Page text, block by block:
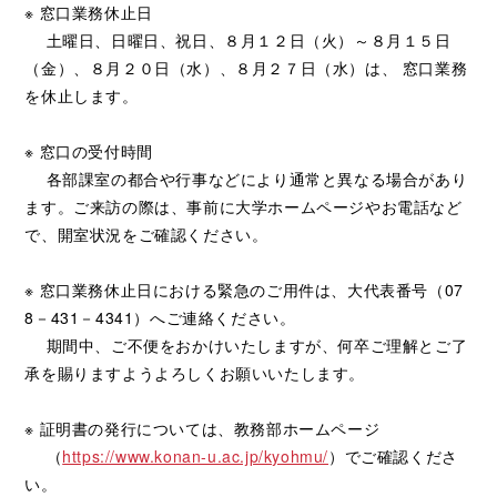
※ 窓口業務休止日
土曜日、日曜日、祝日、８月１２日（火）～８月１５日
（金）、８月２０日（水）、８月２７日（水）は、 窓口業務
を休止します。
※ 窓口の受付時間
各部課室の都合や行事などにより通常と異なる場合があり
ます。ご来訪の際は、事前に大学ホームページやお電話など
で、開室状況をご確認ください。
※ 窓口業務休止日における緊急のご用件は、大代表番号（07
8－431－4341）へご連絡ください。
期間中、ご不便をおかけいたしますが、何卒ご理解とご了
承を賜りますようよろしくお願いいたします。
※ 証明書の発行については、教務部ホームページ
（https://www.konan-u.ac.jp/kyohmu/）でご確認くださ
い。